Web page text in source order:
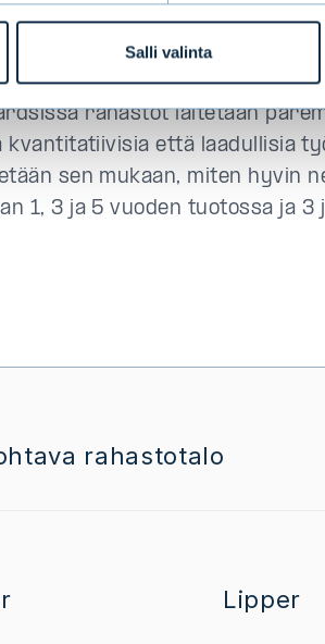
Salli valinta
vahvistamassa asemaamme
Pessala toteaa.
rahastot laitetaan
kvantitatiivisia että laadullisia
sen mukaan, miten hyvin
1, 3 ja 5 vuoden tuotossa ja 3
rahastotalo
Lipper